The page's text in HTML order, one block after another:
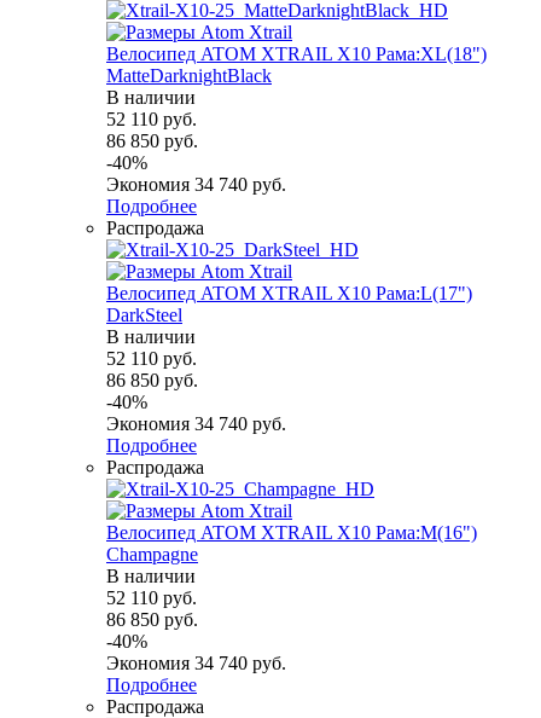
Велосипед ATOM XTRAIL X10 Рама:XL(18")
MatteDarknightBlack
В наличии
52 110 руб.
86 850 руб.
-40%
Экономия 34 740 руб.
Подробнее
Распродажа
Велосипед ATOM XTRAIL X10 Рама:L(17")
DarkSteel
В наличии
52 110 руб.
86 850 руб.
-40%
Экономия 34 740 руб.
Подробнее
Распродажа
Велосипед ATOM XTRAIL X10 Рама:M(16")
Champagne
В наличии
52 110 руб.
86 850 руб.
-40%
Экономия 34 740 руб.
Подробнее
Распродажа